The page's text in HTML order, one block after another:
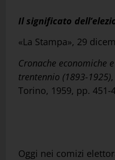
Il significato
«La Stampa», 29
Cronache economiche
trentennio (1893-1925)
Torino, 1959, pp. 451-
Oggi nei comizi